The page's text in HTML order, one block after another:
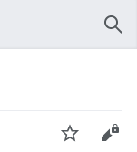
Beobachten
Bearbeiten